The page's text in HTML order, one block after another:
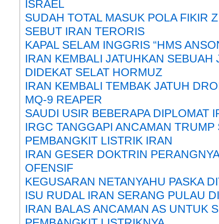
ISRAEL
SUDAH TOTAL MASUK POLA FIKIR
SEBUT IRAN TERORIS
KAPAL SELAM INGGRIS “HMS
IRAN KEMBALI JATUHKAN SEBUAH
DIDEKAT SELAT HORMUZ
IRAN KEMBALI TEMBAK JATUH
MQ-9 REAPER
SAUDI USIR BEBERAPA DIPLOMAT
IRGC TANGGAPI ANCAMAN TRUMP
PEMBANGKIT LISTRIK IRAN
IRAN GESER DOKTRIN
OFENSIF
KEGUSARAN NETANYAHU PASKA
ISU RUDAL IRAN SERANG PULAU
IRAN BALAS ANCAMAN AS UNTUK